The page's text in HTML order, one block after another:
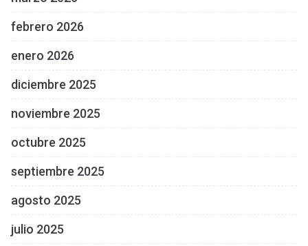
febrero 2026
enero 2026
diciembre 2025
noviembre 2025
octubre 2025
septiembre 2025
agosto 2025
julio 2025